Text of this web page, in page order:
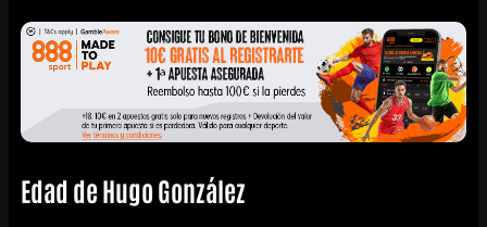
Edad de Hugo González